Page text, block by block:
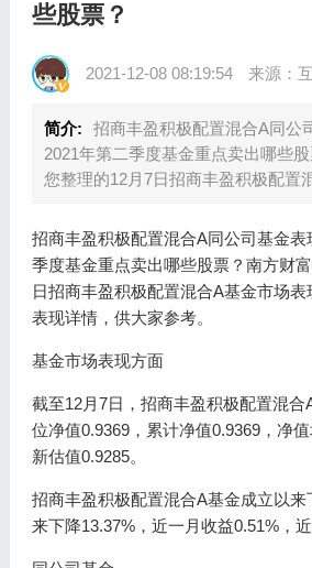
些股票？
2021-12-08 08:19:54 来源：
简介:
招商丰盈积极配置混合A同公
2021年第二季度基金重点卖出哪些
您整理的12月7日招商丰盈积极配置
招商丰盈积极配置混合A同公司基金表
季度基金重点卖出哪些股票？南方财
日招商丰盈积极配置混合A基金市场
表现详情，供大家参考。
基金市场表现方面
截至12月7日，招商丰盈积极配置混合
位净值0.9369，累计净值0.9369，净
新估值0.9285。
招商丰盈积极配置混合A基金成立以来
来下降13.37%，近一月收益0.51%，近